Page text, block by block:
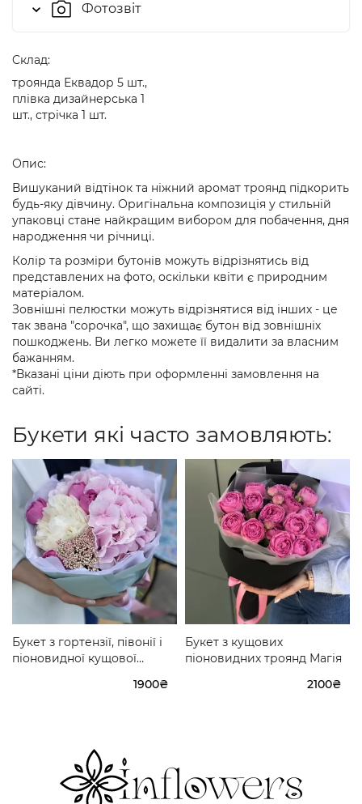
Фотозвіт
Cклад:
троянда Еквадор 5 шт.,
плівка дизайнерська 1
шт., стрічка 1 шт.
Опис:
Вишуканий відтінок та ніжний аромат троянд підкорить
будь-яку дівчину. Оригінальна композиція у стильній
упаковці стане найкращим вибором для побачення, дня
народження чи річниці.
Колір та розміри бутонів можуть відрізнятись від
представлених на фото, оскільки квіти є природним
матеріалом.
Зовнішні пелюстки можуть відрізнятися від інших - це
так звана "сорочка", що захищає бутон від зовнішніх
пошкоджень. Ви легко можете її видалити за власним
бажанням.
*Вказані ціни діють при оформленні замовлення на
сайті.
Букети які часто замовляють:
Букет з гортензії, півонії і
піоновидної кущової
1900₴
Букет з кущових
піоновидних троянд Магія
2100₴